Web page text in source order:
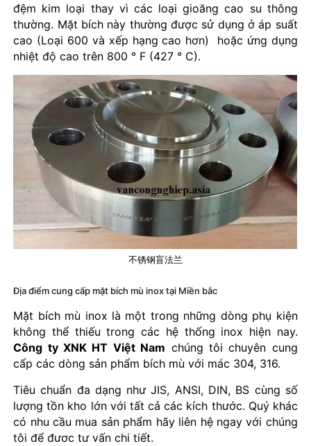
đệm kim loại thay vì các loại gioăng cao su thông
thường. Mặt bích này thường được sử dụng ở áp suất
cao (Loại 600 và xếp hạng cao hơn) hoặc ứng dụng
nhiệt độ cao trên 800 ° F (427 ° C).
不锈钢盲法兰
Địa điểm cung cấp mặt bích mù inox tại Miền bắc
Mặt bích mù inox là một trong những dòng phụ kiện
không thể thiếu trong các hệ thống inox hiện nay.
Công ty XNK HT Việt Nam chúng tôi chuyên cung
cấp các dòng sản phẩm bích mù với mác 304, 316.
Tiêu chuẩn đa dạng như JIS, ANSI, DIN, BS cùng số
lượng tồn kho lớn với tất cả các kích thước. Quý khác
có nhu cầu mua sản phẩm hãy liên hệ ngay với chúng
tôi để đươc tư vấn chi tiết.